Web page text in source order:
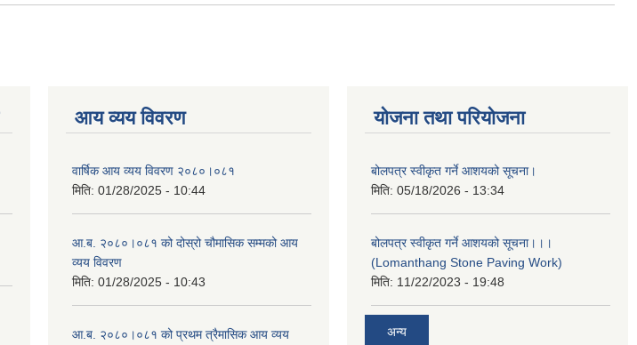
आय व्यय विवरण
वार्षिक आय व्यय विवरण २०८०।०८१
मिति: 01/28/2025 - 10:44
आ.ब. २०८०।०८१ को दोस्रो चौमासिक सम्मको आय
व्यय विवरण
मिति: 01/28/2025 - 10:43
आ.ब. २०८०।०८१ को प्रथम त्रैमासिक आय व्यय
योजना तथा परियोजना
बोलपत्र स्वीकृत गर्ने आशयको सूचना।
मिति: 05/18/2026 - 13:34
बोलपत्र स्वीकृत गर्ने आशयको सूचना।।।
(Lomanthang Stone Paving Work)
मिति: 11/22/2023 - 19:48
अन्य